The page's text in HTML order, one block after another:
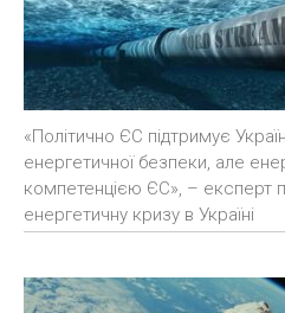
«Політично ЄС підтримує
енергетичної безпеки, але
компетенцією ЄС», – експерт
енергетичну кризу в Україні